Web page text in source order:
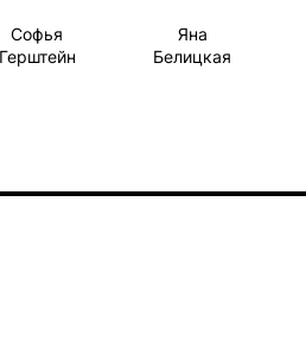
Софья
Герштейн
Яна
Белицкая